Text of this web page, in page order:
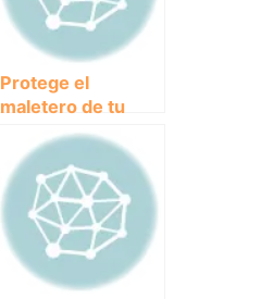
Protege el
maletero de tu
coche con estas
fundas para perros